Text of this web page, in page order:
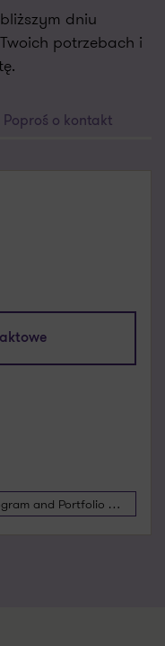
dniu
potrzebach i
Poproś o kontakt
Zarządzanie projektami (Project, Program and Portfolio Management)